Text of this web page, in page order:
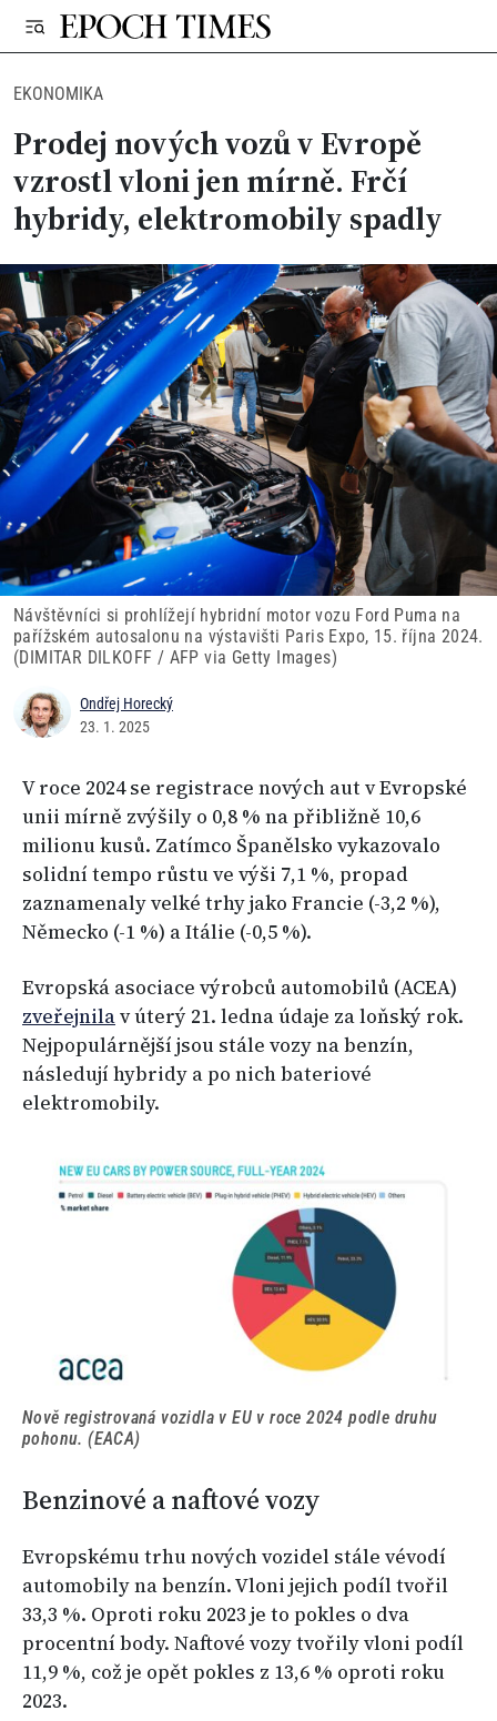
EKONOMIKA
Prodej nových vozů v Evropě
vzrostl vloni jen mírně. Frčí
hybridy, elektromobily spadly
Návštěvníci si prohlížejí hybridní motor vozu Ford Puma na
pařížském autosalonu na výstavišti Paris Expo, 15. října 2024.
(DIMITAR DILKOFF / AFP via Getty Images)
Ondřej Horecký
23. 1. 2025
V roce 2024 se registrace nových aut v Evropské
unii mírně zvýšily o 0,8 % na přibližně 10,6
milionu kusů. Zatímco Španělsko vykazovalo
solidní tempo růstu ve výši 7,1 %, propad
zaznamenaly velké trhy jako Francie (-3,2 %),
Německo (-1 %) a Itálie (-0,5 %).
Evropská asociace výrobců automobilů (ACEA)
zveřejnilav úterý 21. ledna údaje za loňský rok.
Nejpopulárnější jsou stále vozy na benzín,
následují hybridy a po nich bateriové
elektromobily.
Nově registrovaná vozidla v EU v roce 2024 podle druhu
pohonu. (EACA)
Benzinové a naftové vozy
Evropskému trhu nových vozidel stále vévodí
automobily na benzín. Vloni jejich podíl tvořil
33,3 %. Oproti roku 2023 je to pokles o dva
procentní body. Naftové vozy tvořily vloni podíl
11,9 %, což je opět pokles z 13,6 % oproti roku
2023.